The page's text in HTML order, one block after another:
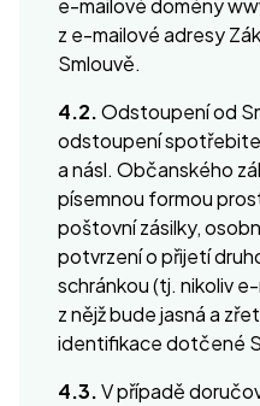
e-mailové domény
z e-mailové adresy
Smlouvě.
4.2.Odstoupení od
odstoupení
a násl. Občanského
písemnou formou
poštovní zásilky,
potvrzení o přijetí
schránkou (tj. nikoliv
z nějž bude jasná a
identifikace dotčené
4.3.V případě